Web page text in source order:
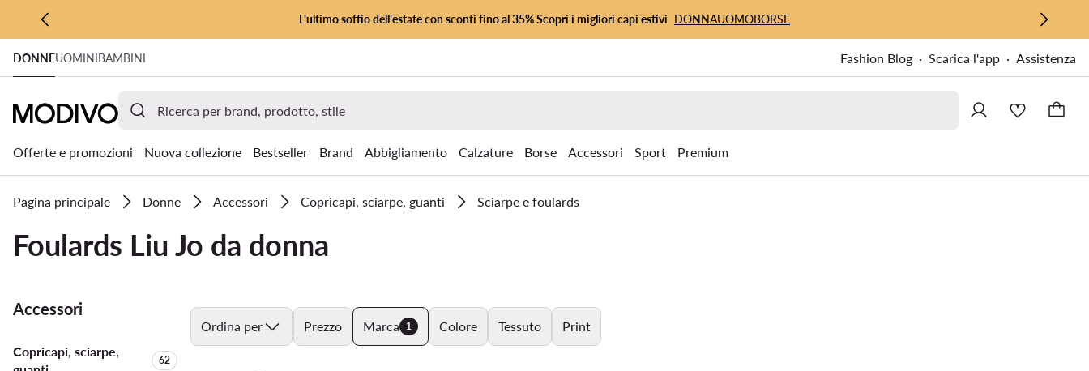
VAI AL CONTENUTO PRINCIPALE
VAI ALLA RICERCA
L'ultimo soffio dell'estate con sconti fino al 35% Scopri i migliori capi estivi DONNAUOMOBORSE
DONNEUOMINIBAMBINI Fashion Blog Scarica l'app Assistenza
Offerte e promozioni Nuova collezione Bestseller Brand Abbigliamento Calzature Borse Accessori Sport Premium
Pagina principale Donne Accessori Copricapi, sciarpe, guanti Sciarpe e foulards
Foulards Liu Jo da donna
Accessori
Copricapi, sciarpe,
Quantità di prodotti:
62
Ordina per Prezzo Marca 1 Colore Tessuto Print